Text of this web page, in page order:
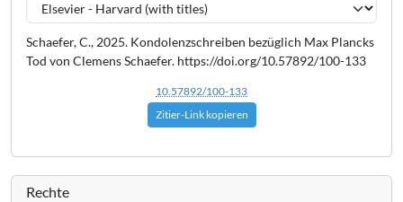
Schaefer, C., 2025. Kondolenzschreiben bezüglich Max Plancks
Tod von Clemens Schaefer. https://doi.org/10.57892/100-133
10.57892/100-133
Zitier-Link kopieren
Rechte